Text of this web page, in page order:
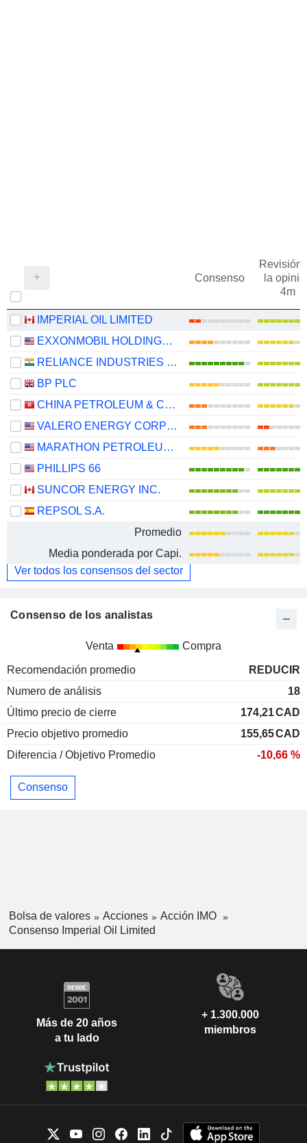
Consenso
Revisión
la
4m
IMPERIAL OIL LIMITED
EXXONMOBIL HOLDINGS CORPORATION
RELIANCE INDUSTRIES LTD
BP PLC
CHINA PETROLEUM & CHEMICAL CORPORATION
VALERO ENERGY CORPORATION
MARATHON PETROLEUM CORPORATION
PHILLIPS 66
SUNCOR ENERGY INC.
REPSOL S.A.
Promedio
Media ponderada por Capi.
Ver todos los consensos del sector
Consenso de los analistas
Venta Compra
Recomendación promedio
REDUCIR
Numero de análisis
18
Último precio de cierre
174,21CAD
Precio objetivo promedio
155,65CAD
Diferencia / Objetivo Promedio
-10,66 %
Consenso
Bolsa de valores Acciones
Acción IMO
Consenso Imperial Oil Limited
Más de 20 años
a tu lado
+ 1.300.000
miembros